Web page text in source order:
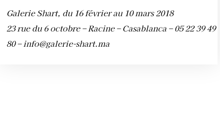
Galerie Shart, du 16 février au 10 mars 2018
23 rue du 6 octobre – Racine – Casablanca – 05 22 39 49
80 –info@galerie-shart.ma